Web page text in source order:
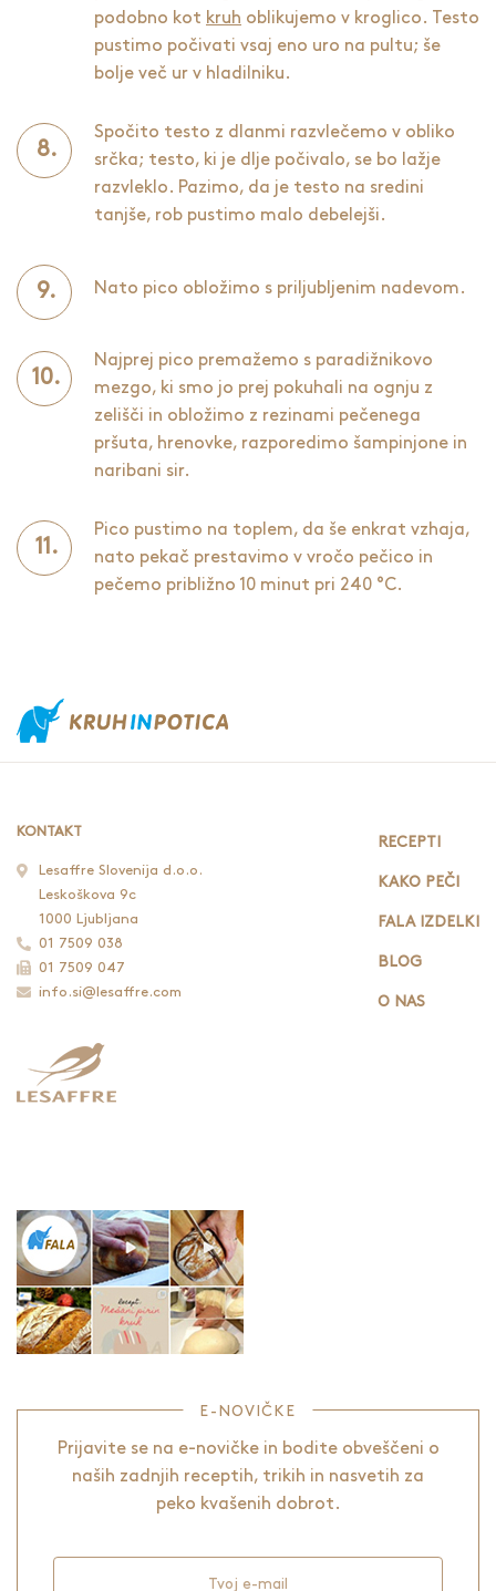
podobno kot kruh oblikujemo v kroglico. Testo
pustimo počivati vsaj eno uro na pultu; še
bolje več ur v hladilniku.
Spočito testo z dlanmi razvlečemo v obliko
srčka; testo, ki je dlje počivalo, se bo lažje
razvleklo. Pazimo, da je testo na sredini
tanjše, rob pustimo malo debelejši.
Nato pico obložimo s priljubljenim nadevom.
Najprej pico premažemo s paradižnikovo
mezgo, ki smo jo prej pokuhali na ognju z
zelišči in obložimo z rezinami pečenega
pršuta, hrenovke, razporedimo šampinjone in
naribani sir.
Pico pustimo na toplem, da še enkrat vzhaja,
nato pekač prestavimo v vročo pečico in
pečemo približno 10 minut pri 240 °C.
KONTAKT
Lesaffre Slovenija d.o.o.
Leskoškova 9c
1000 Ljubljana
01 7509 038
01 7509 047
info.si@lesaffre.com
RECEPTI
KAKO PEČI
FALA IZDELKI
BLOG
O NAS
E-NOVIČKE
Prijavite se na e-novičke in bodite obveščeni o
naših zadnjih receptih, trikih in nasvetih za
peko kvašenih dobrot.
Tvoj e-mail